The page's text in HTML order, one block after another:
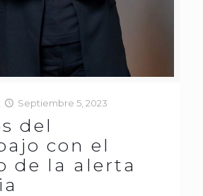
Septiembre 5, 2023
del
con el
de la alerta